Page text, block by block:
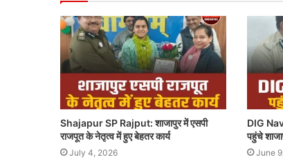
Shajapur SP Rajput: शाजापुर में एसपी
राजपूत के नेतृत्व में हुए बेहतर कार्य
July 4, 2026
DIG
पहुंचे
June